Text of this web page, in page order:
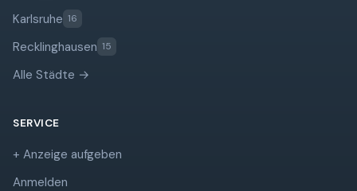
Karlsruhe 16
Recklinghausen 15
Alle Städte →
SERVICE
+ Anzeige aufgeben
Anmelden